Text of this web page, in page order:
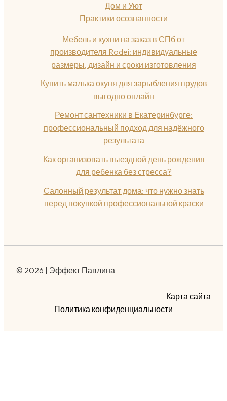
Дом и Уют
Практики осознанности
Мебель и кухни на заказ в СПб от
производителя Rodei: индивидуальные
размеры, дизайн и сроки изготовления
Купить малька окуня для зарыбления прудов
выгодно онлайн
Ремонт сантехники в Екатеринбурге:
профессиональный подход для надёжного
результата
Как организовать выездной день рождения
для ребенка без стресса?
Салонный результат дома: что нужно знать
перед покупкой профессиональной краски
© 2026 | Эффект Павлина
Карта сайта
Политика конфиденциальности